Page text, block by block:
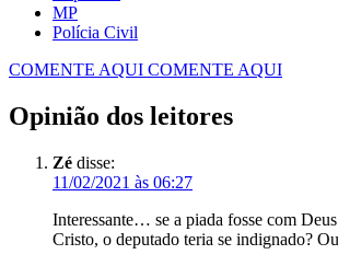
MP
Polícia Civil
COMENTE AQUI COMENTE AQUI
Opinião dos leitores
Zé disse:
11/02/2021 às 06:27
Interessante… se a piada fosse com
Cristo, o deputado teria se indignado?